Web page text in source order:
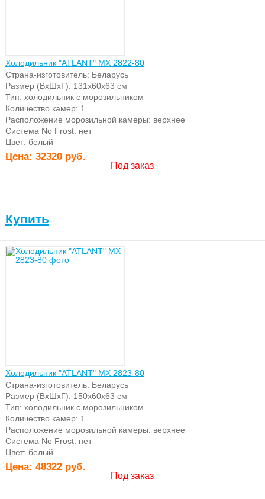
Водонагреватели
газовые
Хозяйственно-
бытовые товары
Холодильник "ATLANT" МХ 2822-80
Страна-изготовитель: Беларусь
Размер (ВхШхГ): 131х60х63 см
Тип: холодильник с морозильником
Количество камер: 1
Расположение морозильной камеры: верхнее
Система No Frost: нет
Цвет: белый
Цена: 32320 руб.
Под заказ
Купить
Холодильник "ATLANT" МХ 2823-80
Страна-изготовитель: Беларусь
Размер (ВхШхГ): 150х60х63 см
Тип: холодильник с морозильником
Количество камер: 1
Расположение морозильной камеры: верхнее
Система No Frost: нет
Цвет: белый
Цена: 48322 руб.
Под заказ